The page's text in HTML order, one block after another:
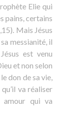
Elie qui
pains, certains
Mais Jésus
messianité, il
est venu
et non selon
don de sa vie,
va réaliser
amour qui va